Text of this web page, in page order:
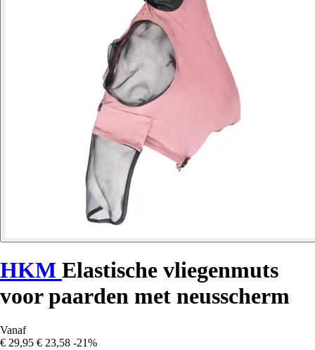
HKM Elastische vliegenmuts
voor paarden met neusscherm
Vanaf
€ 29,95 € 23,58 -21%